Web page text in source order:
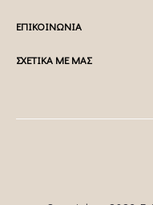
ΕΠΙΚΟΙΝΩΝΙΑ
ΣΧΕΤΙΚΑ ΜΕ ΜΑΣ